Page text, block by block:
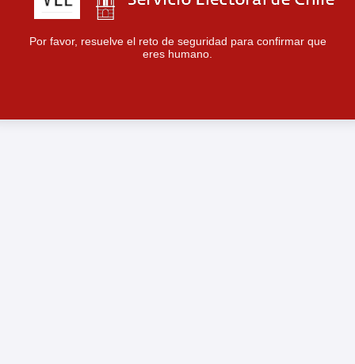
Por favor, resuelve el reto de seguridad para confirmar que
eres humano.